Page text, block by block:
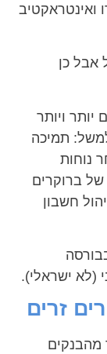
ואינטראקטיב
אבל כן
ויותר
תמיכה
נוחות
של ברוקרים
חשבון
(לא ישראלי).
זרים
מהבנקים